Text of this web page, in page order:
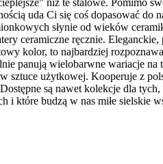
niż te stalowe. Pomimo
uda Ci się coś dopasować do
słynie od wieków
ceramiczne ręcznie.
kolor, to najbardziej
panują wielobarwne wariacje
sztuce użytkowej. Kooperuje z
są nawet kolekcje dla
i które budzą w nas miłe sielskie